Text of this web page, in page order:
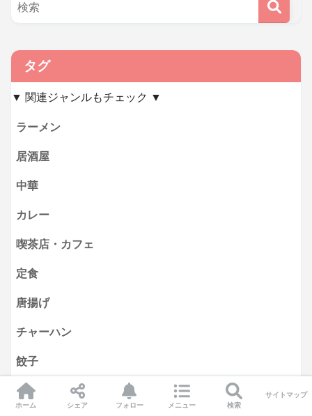
タグ
▼ 関連ジャンルもチェック ▼
ラーメン
居酒屋
中華
カレー
喫茶店・カフェ
定食
唐揚げ
チャーハン
餃子
とんかつ・かつ丼
ホーム シェア フォロー メニュー 検索
サイトマップ